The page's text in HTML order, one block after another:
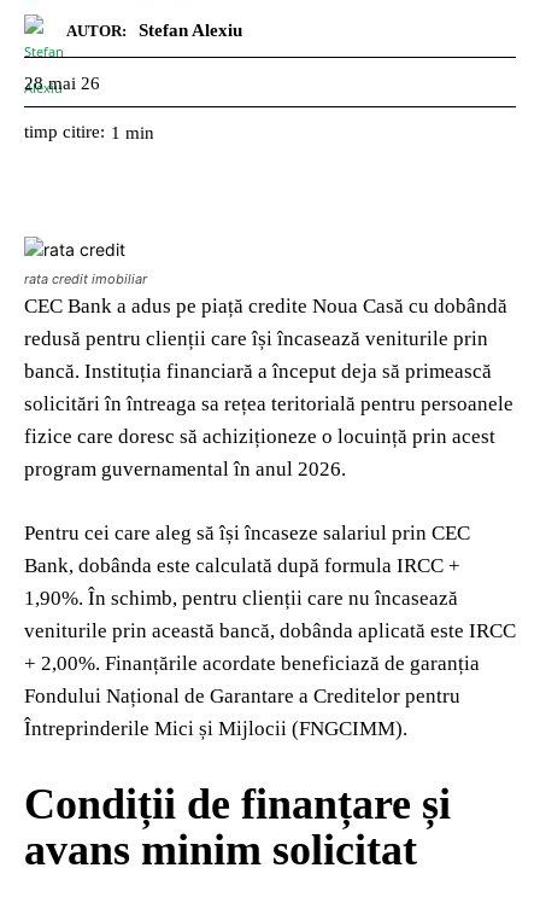
AUTOR: Stefan Alexiu
28 mai 26
timp citire: 1 min
rata credit imobiliar
CEC Bank a adus pe piață credite Noua Casă cu dobândă
redusă pentru clienții care își încasează veniturile prin
bancă. Instituția financiară a început deja să primească
solicitări în întreaga sa rețea teritorială pentru persoanele
fizice care doresc să achiziționeze o locuință prin acest
program guvernamental în anul 2026.
Pentru cei care aleg să își încaseze salariul prin CEC
Bank, dobânda este calculată după formula IRCC +
1,90%. În schimb, pentru clienții care nu încasează
veniturile prin această bancă, dobânda aplicată este IRCC
+ 2,00%. Finanțările acordate beneficiază de garanția
Fondului Național de Garantare a Creditelor pentru
Întreprinderile Mici și Mijlocii (FNGCIMM).
Condiții de finanțare și
avans minim solicitat